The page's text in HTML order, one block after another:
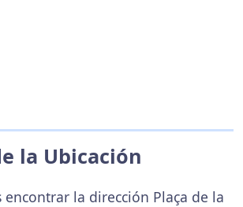
la Ubicación
encontrar la dirección Plaça de la